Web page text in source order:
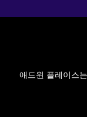
애드윈 플레이스